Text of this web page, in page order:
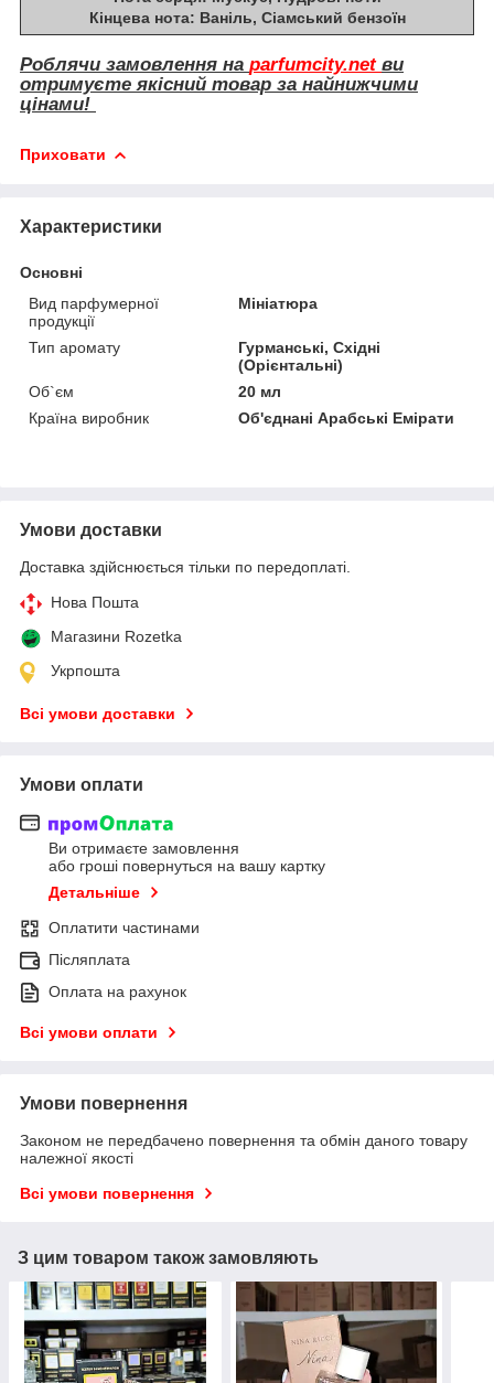
Кінцева нота: Ваніль, Сіамський бензоїн
Роблячи замовлення на parfumcity.net ви
отримуєте якісний товар за найнижчими
цінами!
Приховати
Характеристики
Основні
Вид парфумерної
продукції
Мініатюра
Тип аромату
Гурманські, Східні
(Орієнтальні)
Об`єм
20 мл
Країна виробник
Об'єднані Арабські Емірати
Умови доставки
Доставка здійснюється тільки по передоплаті.
Нова Пошта
Магазини Rozetka
Укрпошта
Всі умови доставки
Умови оплати
Ви отримаєте замовлення
або гроші повернуться на вашу картку
Детальніше
Оплатити частинами
Післяплата
Оплата на рахунок
Всі умови оплати
Умови повернення
Законом не передбачено повернення та обмін даного товару
належної якості
Всі умови повернення
З цим товаром також замовляють